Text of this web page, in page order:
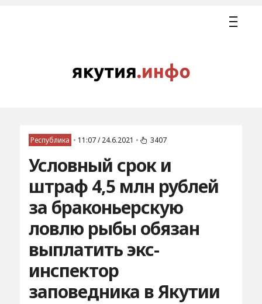
Республика • 11:07 / 24.6.2021 • 3407
Условный срок и
штраф 4,5 млн рублей
за браконьерскую
ловлю рыбы обязан
выплатить экс-
инспектор
заповедника в Якутии